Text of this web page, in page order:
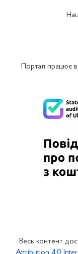
Портал працює
Весь контент